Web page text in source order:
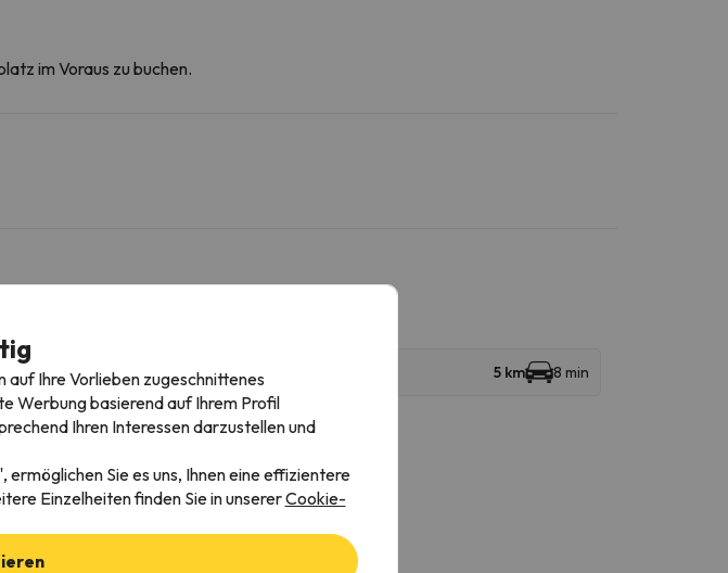
im Voraus zu buchen.
Ètoile I & II Schlepplift 5 km 8 min
auf Ihre Vorlieben zugeschnittenes
Werbung basierend auf Ihrem Profil
Ihren Interessen darzustellen und
Sie es uns, Ihnen eine effizientere
Einzelheiten finden Sie in unsererCookie-